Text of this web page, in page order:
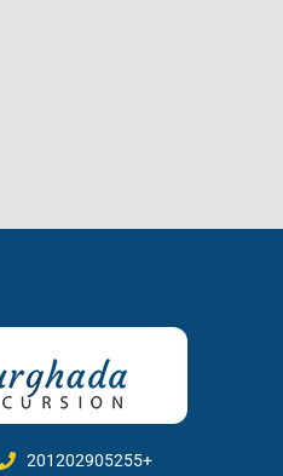
201202905255+